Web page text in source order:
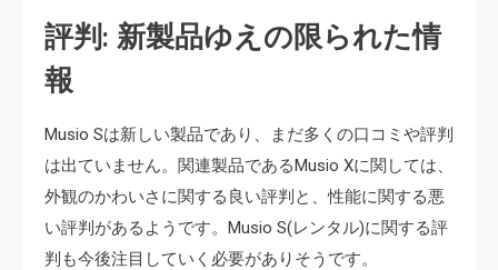
評判: 新製品ゆえの限られた情
報
Musio Sは新しい製品であり、まだ多くの口コミや評判
は出ていません。関連製品であるMusio Xに関しては、
外観のかわいさに関する良い評判と、性能に関する悪
い評判があるようです。Musio S(レンタル)に関する評
判も今後注目していく必要がありそうです。